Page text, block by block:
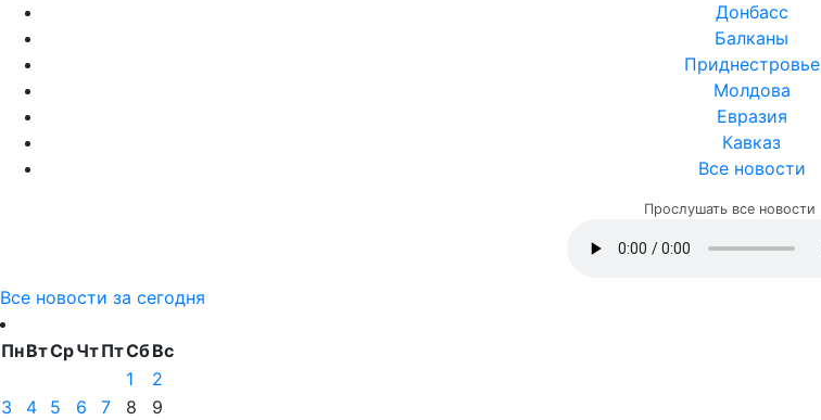
Донбасс
Балканы
Приднестровье
Молдова
Евразия
Кавказ
Все новости
Прослушать все новости
Все новости за сегодня
ПнВтСрЧтПтСбВс
1
2
3
4 5 6 7 8
9